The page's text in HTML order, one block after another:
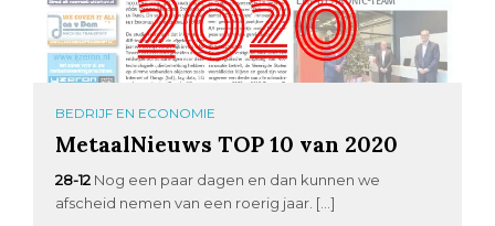
BEDRIJF EN ECONOMIE
MetaalNieuws TOP 10 van 2020
28-12 Nog een paar dagen en dan kunnen we
afscheid nemen van een roerig jaar. […]